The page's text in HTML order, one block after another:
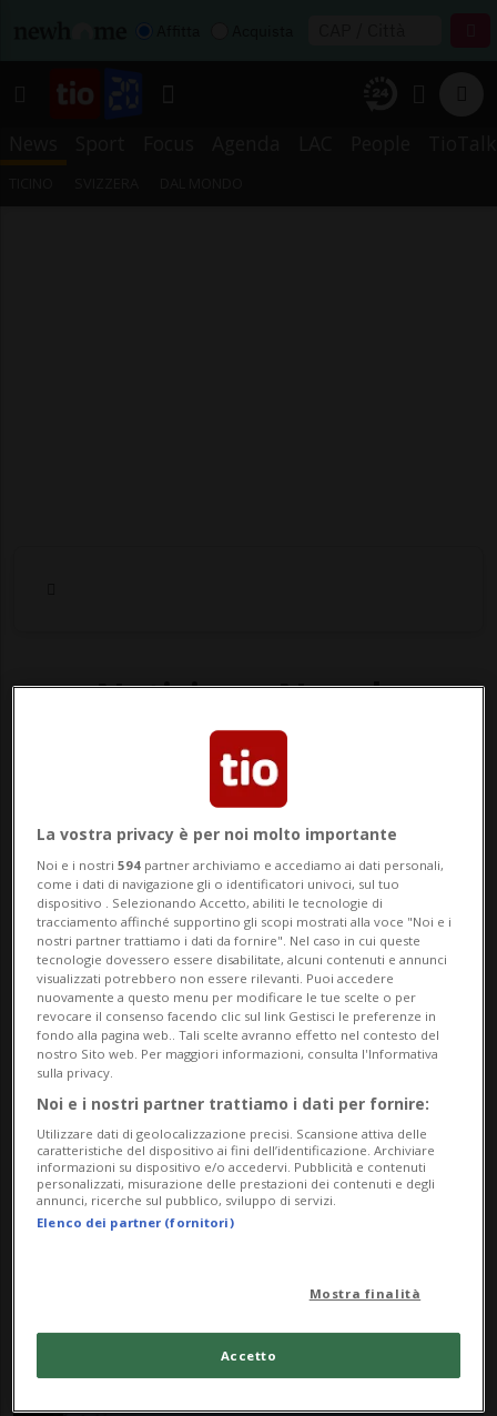
Notizie su Nuvole
Segui le notizie e gli approfondimenti su
Nuvole.
CANTONE 9 mesi
Ancora sole, ma le temperature
calano
La vostra privacy è per noi molto importante
Noi e i nostri594 partner archiviamo e accediamo ai dati personali,
come i dati di navigazione gli o identificatori univoci, sul tuo
dispositivo . Selezionando Accetto, abiliti le tecnologie di
tracciamento affinché supportino gli scopi mostrati alla voce "Noi e i
nostri partner trattiamo i dati da fornire". Nel caso in cui queste
tecnologie dovessero essere disabilitate, alcuni contenuti e annunci
visualizzati potrebbero non essere rilevanti. Puoi accedere
nuovamente a questo menu per modificare le tue scelte o per
revocare il consenso facendo clic sul link Gestisci le preferenze in
fondo alla pagina web.. Tali scelte avranno effetto nel contesto del
nostro Sito web. Per maggiori informazioni, consulta l'Informativa
sulla privacy.
Noi e i nostri partner trattiamo i dati per fornire:
Utilizzare dati di geolocalizzazione precisi. Scansione attiva delle
caratteristiche del dispositivo ai fini dell’identificazione. Archiviare
informazioni su dispositivo e/o accedervi. Pubblicità e contenuti
personalizzati, misurazione delle prestazioni dei contenuti e degli
annunci, ricerche sul pubblico, sviluppo di servizi.
Elenco dei partner (fornitori)
Mostra finalità
Accetto